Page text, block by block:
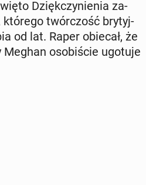
Dzięk­czy­nie­nia za­
którego twór­czość bry­tyj­
od lat. Raper obiecał, że
oso­bi­ście ugotuje